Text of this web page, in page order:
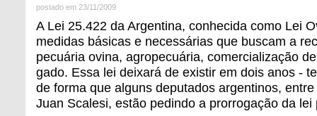
postado em 23/11/2009
A Lei 25.422 da Argentina, conhecida como Lei
medidas básicas e necessárias que buscam a
pecuária ovina, agropecuária, comercialização
gado. Essa lei deixará de existir em dois anos -
de forma que alguns deputados argentinos,
Juan Scalesi, estão pedindo a prorrogação da lei